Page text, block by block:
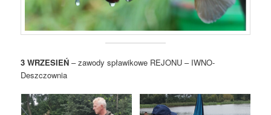
3 WRZESIEŃ – zawody spławikowe REJONU – IWNO-
Deszczownia